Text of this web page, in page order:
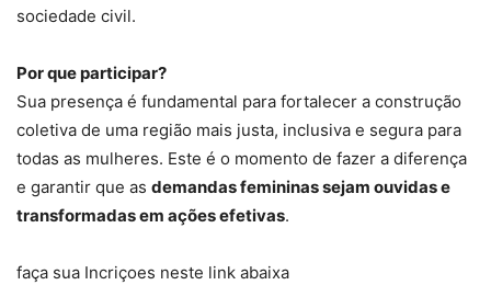
sociedade civil.
Por que participar?
Sua presença é fundamental para fortalecer a construção
coletiva de uma região mais justa, inclusiva e segura para
todas as mulheres. Este é o momento de fazer a diferença
e garantir que as demandas femininas sejam ouvidas e
transformadas em ações efetivas.
faça sua Incriçoes neste link abaixa